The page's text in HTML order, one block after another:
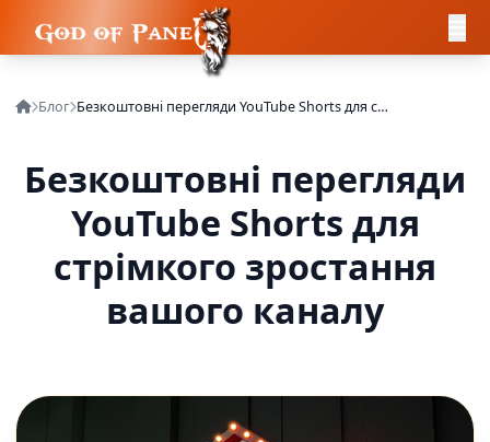
Блог Безкоштовні перегляди YouTube Shorts для стрімкого зростання вашого каналу
Безкоштовні перегляди
YouTube Shorts для
стрімкого зростання
вашого каналу